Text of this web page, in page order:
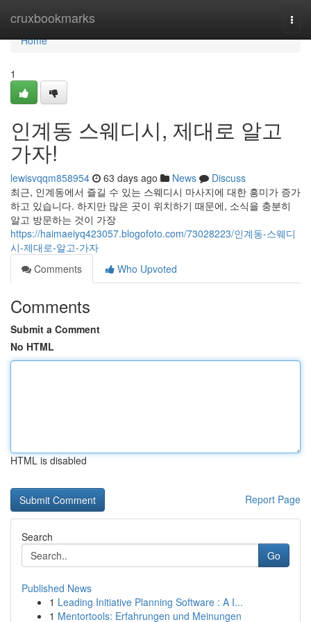
cruxbookmarks
Home
Home
1
인계동 스웨디시, 제대로 알고
가자!
lewisvqqm858954 63 days ago News
Discuss
최근, 인계동에서 즐길 수 있는 스웨디시 마사지에 대한 흥미가 증가
하고 있습니다. 하지만 많은 곳이 위치하기 때문에, 소식을 충분히
알고 방문하는 것이 가장
https://haimaeiyq423057.blogofoto.com/73028223/인계동-스웨디
시-제대로-알고-가자
Comments
Who Upvoted
Comments
Submit a Comment
No HTML
HTML is disabled
Report Page
Search
Go
Published News
1 Leading Initiative Planning Software : A I...
1 Mentortools: Erfahrungen und Meinungen